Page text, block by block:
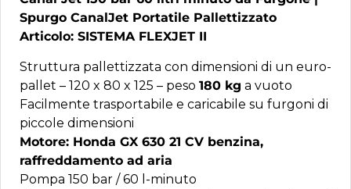
Spurgo CanalJet Portatile Pallettizzato
Articolo: SISTEMA FLEXJET II
Struttura pallettizzata con dimensioni di un euro-
pallet – 120 x 80 x 125 – peso 180 kg a vuoto
Facilmente trasportabile e caricabile su furgoni di
piccole dimensioni
Motore: Honda GX 630 21 CV benzina,
raffreddamento ad aria
Pompa 150 bar / 60 l-minuto